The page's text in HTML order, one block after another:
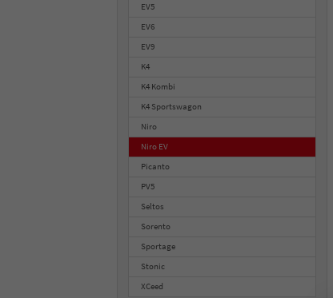
EV5
EV6
EV9
K4
K4 Kombi
K4 Sportswagon
Niro
Niro EV
Picanto
PV5
Seltos
Sorento
Sportage
Stonic
XCeed